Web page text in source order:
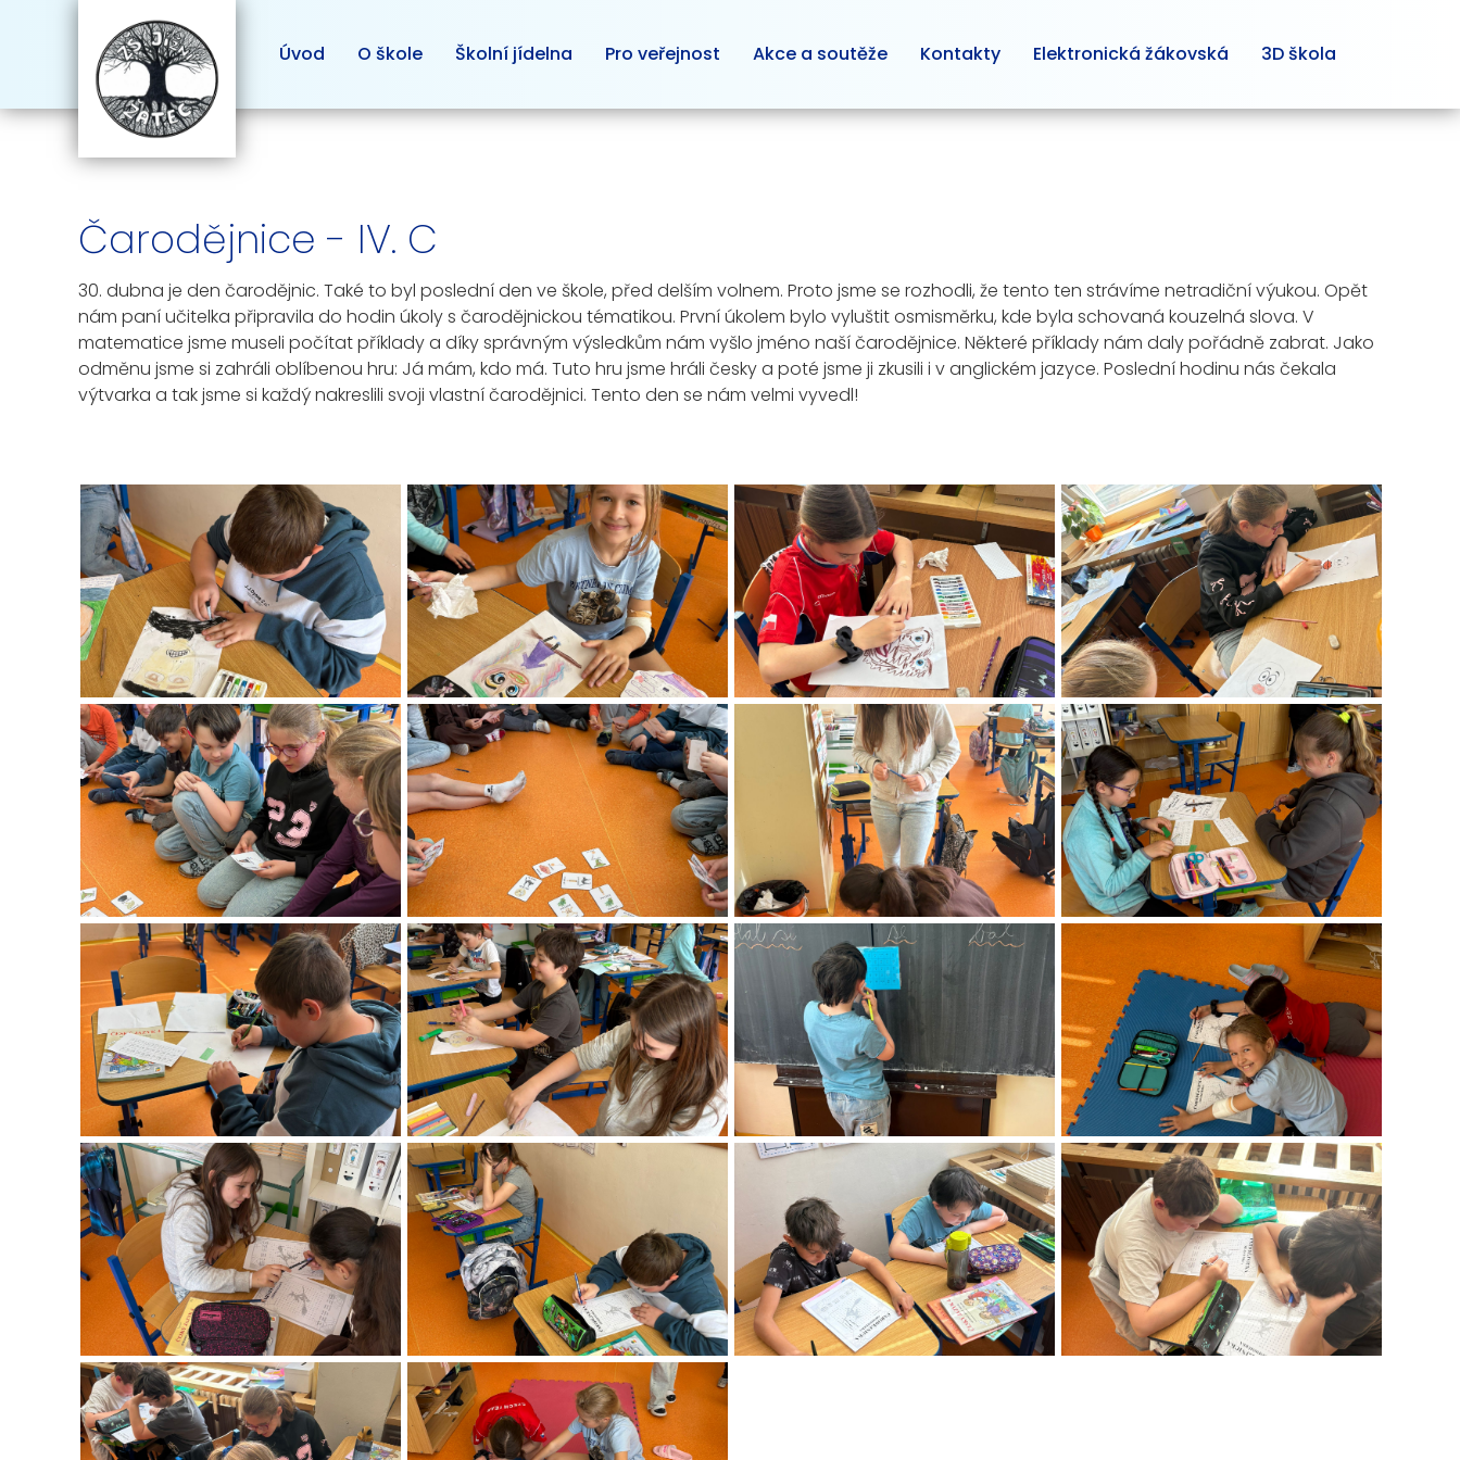
Úvod O škole Školní jídelna Pro veřejnost Akce a soutěže Kontakty Elektronická žákovská 3D škola
Čarodějnice - IV. C
30. dubna je den čarodějnic. Také to byl poslední den ve škole, před delším volnem. Proto jsme se rozhodli, že tento ten strávíme netradiční výukou. Opět
nám paní učitelka připravila do hodin úkoly s čarodějnickou tématikou. První úkolem bylo vyluštit osmisměrku, kde byla schovaná kouzelná slova. V
matematice jsme museli počítat příklady a díky správným výsledkům nám vyšlo jméno naší čarodějnice. Některé příklady nám daly pořádně zabrat. Jako
odměnu jsme si zahráli oblíbenou hru: Já mám, kdo má. Tuto hru jsme hráli česky a poté jsme ji zkusili i v anglickém jazyce. Poslední hodinu nás čekala
výtvarka a tak jsme si každý nakreslili svoji vlastní čarodějnici. Tento den se nám velmi vyvedl!